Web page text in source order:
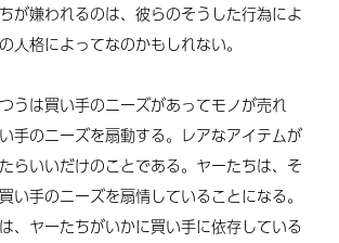
が嫌われるのは、彼らのそうした行為によ
人格によってなのかもしれない。
うは買い手のニーズがあってモノが売れ
手のニーズを扇動する。レアなアイテムが
らいいだけのことである。ヤーたちは、そ
い手のニーズを扇情していることになる。
、ヤーたちがいかに買い手に依存している